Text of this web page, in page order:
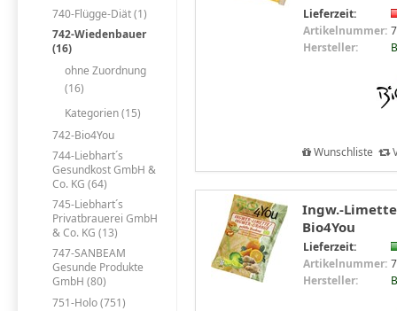
740-Flügge-Diät (1)
742-Wiedenbauer
(16)
ohne Zuordnung
(16)
Kategorien (15)
742-Bio4You
744-Liebhart´s
Gesundkost GmbH &
Co. KG (64)
745-Liebhart´s
Privatbrauerei GmbH
& Co. KG (13)
747-SANBEAM
Gesunde Produkte
GmbH (80)
751-Holo (751)
Lieferzeit:
Artikelnummer:
Hersteller:
Wunschliste
Ingw.-
Bio4You
Lieferzeit:
Artikelnummer:
Hersteller: